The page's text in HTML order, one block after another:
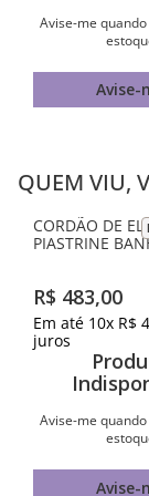
Avise-me
Avise-
QUEM VIU,
Rommanel História
CORDÃO DE
OURO 18K